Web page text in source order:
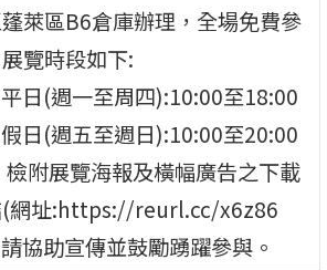
萊區B6倉庫辦理，全場免費參
覽時段如下:
日(週一至周四):10:00至18:00
日(週五至週日):10:00至20:00
檢附展覽海報及橫幅廣告之下載
(網址:https://reurl.cc/x6z86
協助宣傳並鼓勵踴躍參與。